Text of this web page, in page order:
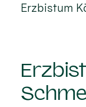
Erzbistum